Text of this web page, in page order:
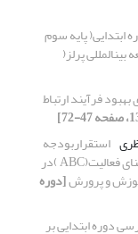
ابتدایی( پایه سوم
پرلز(
فرآیند ارتباط
استقراربودجه
ر یزی عملیاتی با استفاده ا زروش هزینه یابی بر مبنای فعالیت(ABC )در
و پرورش[دوره
دوره ابتدایی بر